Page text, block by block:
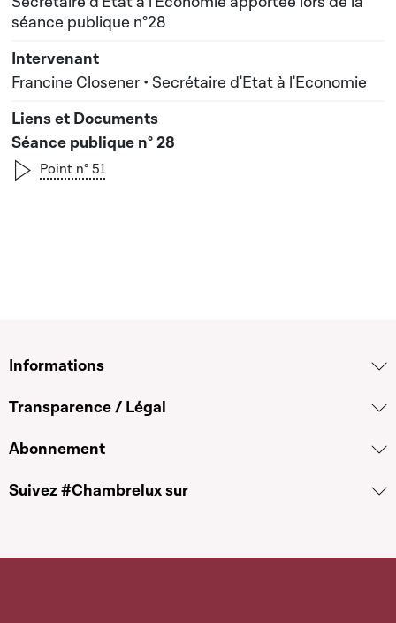
séance publique n°28
Francine Closener • Secrétaire d'Etat à l'Economie
Séance publique n° 28
Point n° 51
Informations
Transparence / Légal
Abonnement
Suivez #Chambrelux sur